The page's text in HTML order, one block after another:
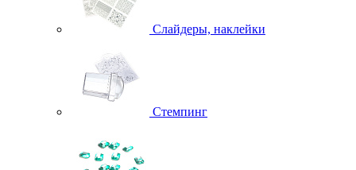
Слайдеры, наклейки
Стемпинг